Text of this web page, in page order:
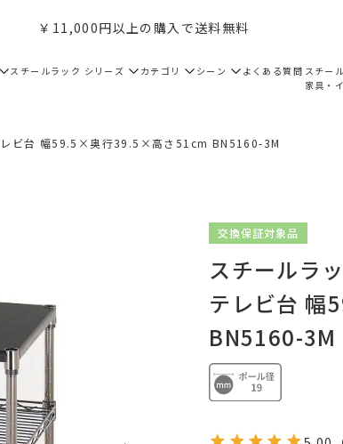
￥11,000円以上の購入で送料無料
スチールラック シリーズ カテゴリ シーン よくある質問 スチー
家具・
レビ台 幅59.5×奥行39.5×高さ51cm BN5160-3M
交換保証対象品
スチールラ
テレビ台
BN5160-3M